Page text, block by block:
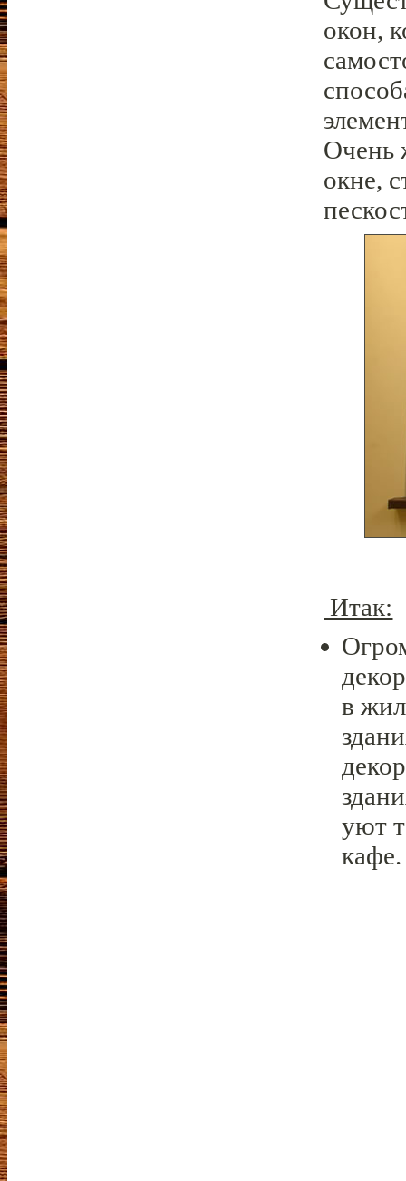
окон,
Очень
окне,
Итак:
в
уют
кафе.